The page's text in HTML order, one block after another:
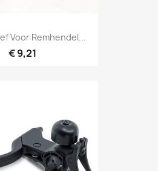
Voor Remhendel...
€ 9,21